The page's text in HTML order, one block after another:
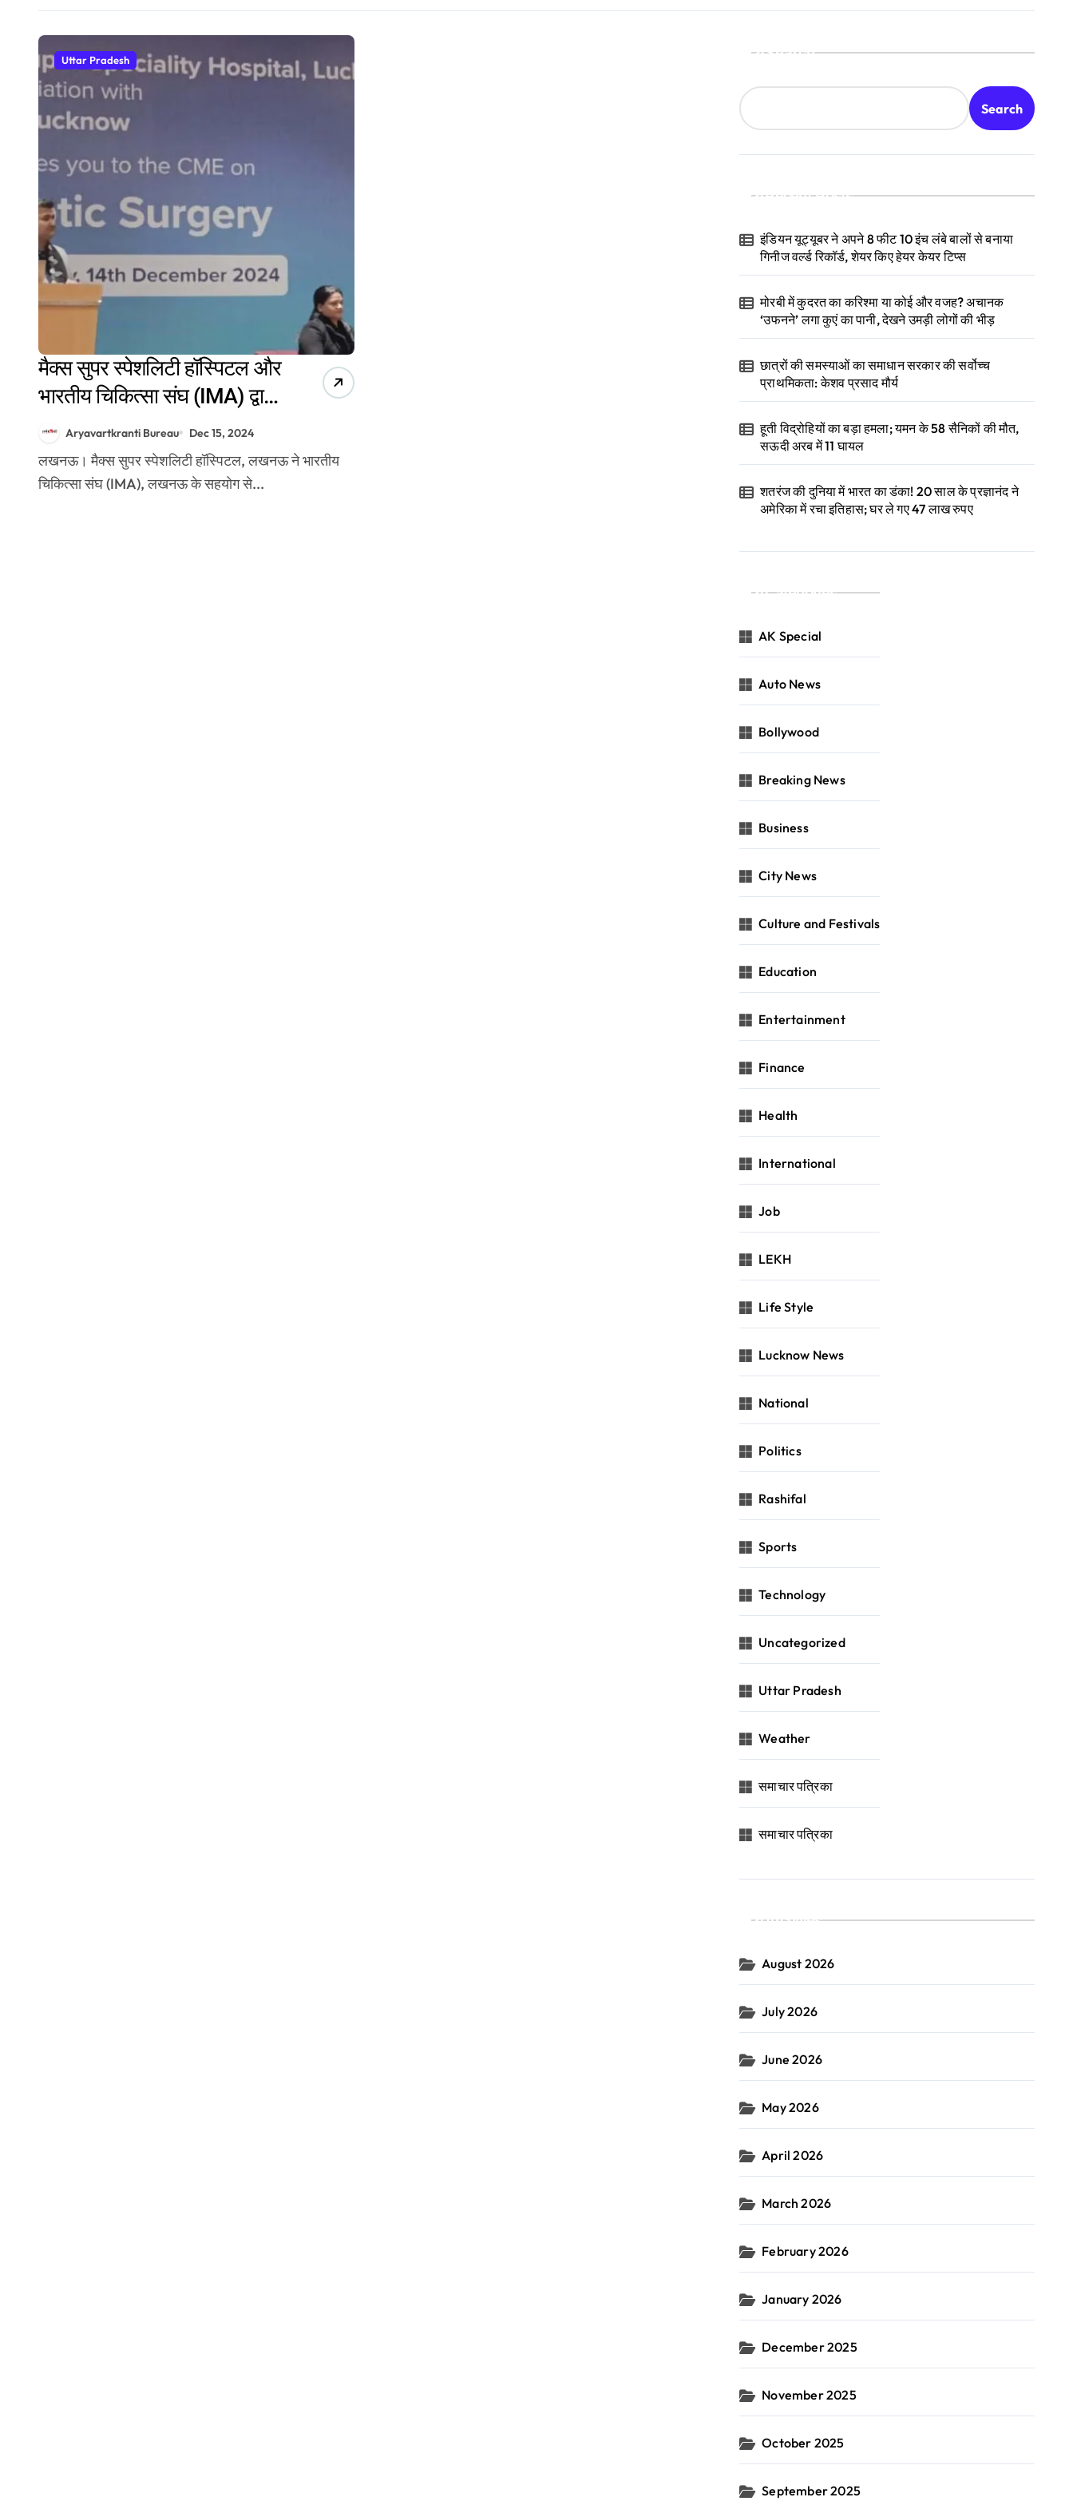
Uttar Pradesh
मैक्स सुपर स्पेशलिटी हॉस्पिटल और
भारतीय चिकित्सा संघ (IMA) द्वारा
रोबोटिक सर्जरी पर CME सत्र का
आयोजन
Aryavartkranti Bureau Dec 15, 2024
लखनऊ। मैक्स सुपर स्पेशलिटी हॉस्पिटल, लखनऊ ने भारतीय
चिकित्सा संघ (IMA), लखनऊ के सहयोग से...
Search
Search
Recent Posts
इंडियन यूट्यूबर ने अपने 8 फीट 10 इंच लंबे बालों से बनाया
गिनीज वर्ल्ड रिकॉर्ड, शेयर किए हेयर केयर टिप्स
मोरबी में कुदरत का करिश्मा या कोई और वजह? अचानक
‘उफनने’ लगा कुएं का पानी, देखने उमड़ी लोगों की भीड़
छात्रों की समस्याओं का समाधान सरकार की सर्वोच्च
प्राथमिकता: केशव प्रसाद मौर्य
हूती विद्रोहियों का बड़ा हमला; यमन के 58 सैनिकों की मौत,
सऊदी अरब में 11 घायल
शतरंज की दुनिया में भारत का डंका! 20 साल के प्रज्ञानंद ने
अमेरिका में रचा इतिहास; घर ले गए 47 लाख रुपए
Categories
AK Special
Auto News
Bollywood
Breaking News
Business
City News
Culture and Festivals
Education
Entertainment
Finance
Health
International
Job
LEKH
Life Style
Lucknow News
National
Politics
Rashifal
Sports
Technology
Uncategorized
Uttar Pradesh
Weather
समाचार पत्रिका
समाचार पत्रिका
Archives
August 2026
July 2026
June 2026
May 2026
April 2026
March 2026
February 2026
January 2026
December 2025
November 2025
October 2025
September 2025